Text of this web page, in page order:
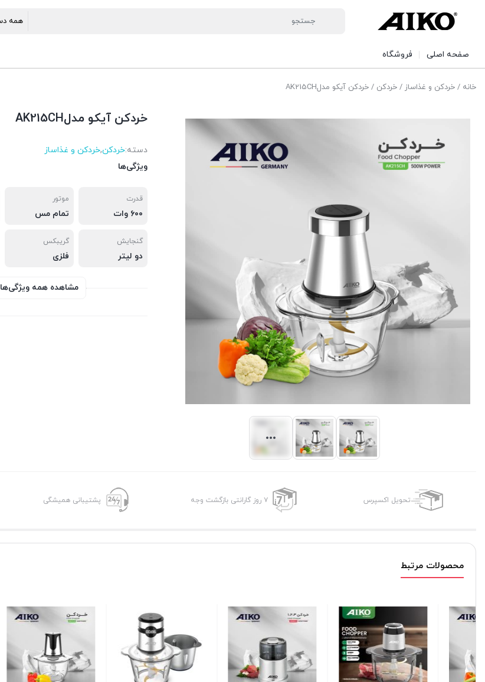
صفحه اصلی فروشگاه
خانه / خردکن و غذاساز / خردکن / خردکن آیکو مدلAK215CH
خردکن آیکو مدلAK215CH
دسته:خردکن,خردکن و غذاساز
ویژگی‌ها
قدرت
۶۰۰ وات
موتور
تمام مس
گنجایش
دو لیتر
گریبکس
فلزی
مشاهده همه ویژگی‌ها
تحویل اکسپرس ۷ روز گارانتی بازگشت وجه پشتیبانی همیشگی
محصولات مرتبط